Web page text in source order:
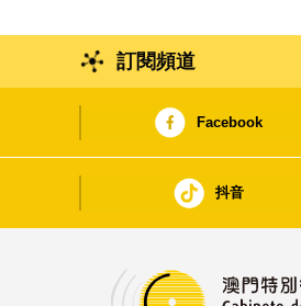
訂閱頻道
Facebook
抖音